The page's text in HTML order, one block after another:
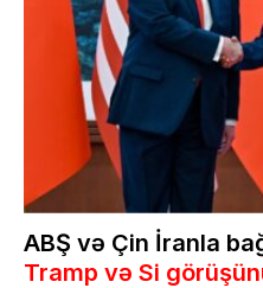
ABŞ və Çin İranla
Tramp və Si